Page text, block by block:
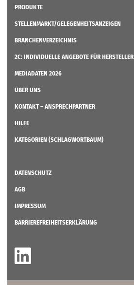
PRODUKTE
STELLENMARKT/GELEGENHEITSANZEIGEN
BRANCHENVERZEICHNIS
2C: INDIVIDUELLE ANGEBOTE FÜR HERSTELLER
MEDIADATEN 2026
ÜBER UNS
KONTAKT – ANSPRECHPARTNER
HILFE
KATEGORIEN (SCHLAGWORTBAUM)
DATENSCHUTZ
AGB
IMPRESSUM
BARRIEREFREIHEITSERKLÄRUNG